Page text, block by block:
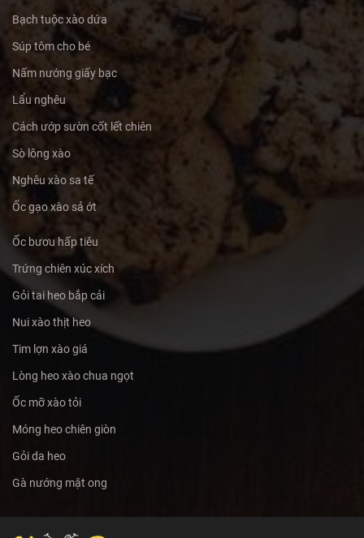
Bạch tuộc xào dứa
Súp tôm cho bé
Nấm nướng giấy bạc
Lẩu nghêu
Cách ướp sườn cốt lết chiên
Sò lông xào
Nghêu xào sa tế
Ốc gạo xào sả ớt
Ốc bươu hấp tiêu
Trứng chiên xúc xích
Gỏi tai heo bắp cải
Nui xào thịt heo
Tim lợn xào giá
Lòng heo xào chua ngọt
Ốc mỡ xào tỏi
Móng heo chiên giòn
Gỏi da heo
Gà nướng mật ong